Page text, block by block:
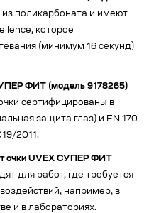
поликарбоната и имеют
которое
(минимум 16 секунд)
ФИТ (модель 9178265)
сертифицированы в
защита глаз) и EN 170
2011.
очки UVEX СУПЕР ФИТ
для работ, где требуется
например, в
и в лабораториях.